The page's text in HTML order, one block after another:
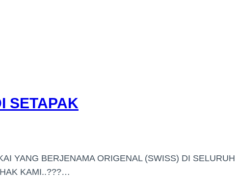
SETAPAK
YANG BERJENAMA ORIGENAL (SWISS) DI SELURUH
KAMI..???…